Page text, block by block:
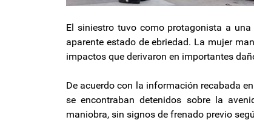
El siniestro tuvo como protagonista a
aparente estado de ebriedad. La mujer
impactos que derivaron en importantes
De acuerdo con la información recabada
se encontraban detenidos sobre la
maniobra, sin signos de frenado previo